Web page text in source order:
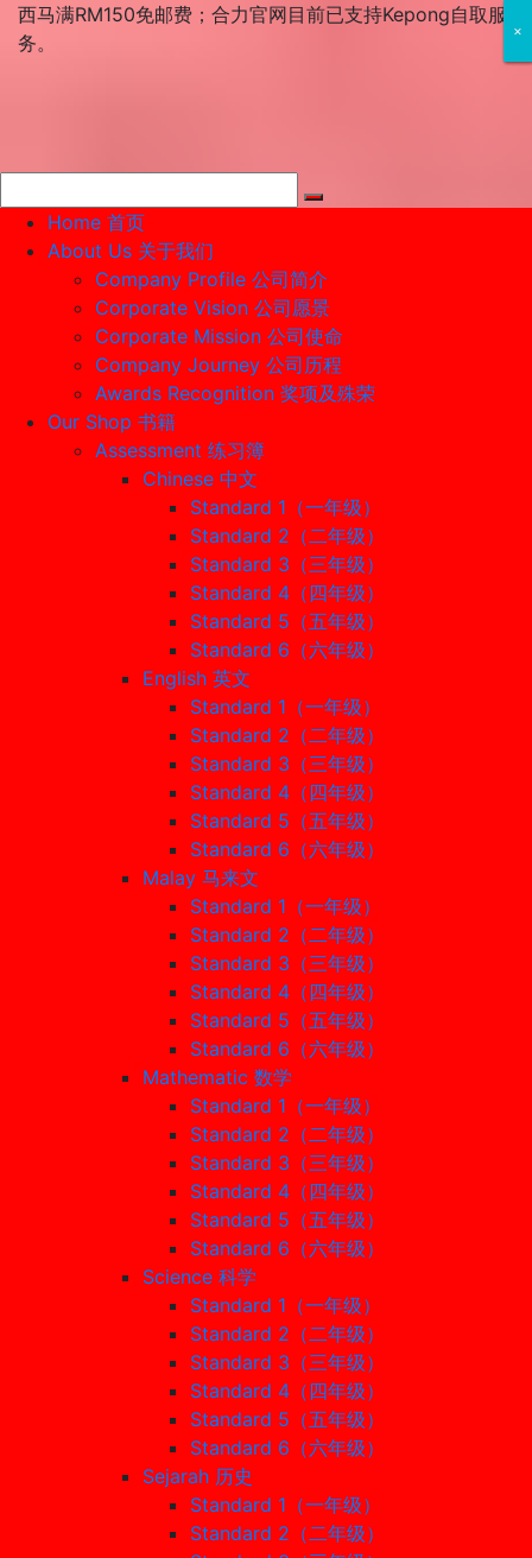
Skip西马满RM150免邮费；合力官网目前已支持Kepong自取服
务。
Home 首页
About Us 关于我们
Company Profile 公司简介
Corporate Vision 公司愿景
Corporate Mission 公司使命
Company Journey 公司历程
Awards Recognition 奖项及殊荣
Our Shop 书籍
Assessment 练习簿
Chinese 中文
Standard 1（一年级）
Standard 2（二年级）
Standard 3（三年级）
Standard 4（四年级）
Standard 5（五年级）
Standard 6（六年级）
English 英文
Standard 1（一年级）
Standard 2（二年级）
Standard 3（三年级）
Standard 4（四年级）
Standard 5（五年级）
Standard 6（六年级）
Malay 马来文
Standard 1（一年级）
Standard 2（二年级）
Standard 3（三年级）
Standard 4（四年级）
Standard 5（五年级）
Standard 6（六年级）
Mathematic 数学
Standard 1（一年级）
Standard 2（二年级）
Standard 3（三年级）
Standard 4（四年级）
Standard 5（五年级）
Standard 6（六年级）
Science 科学
Standard 1（一年级）
Standard 2（二年级）
Standard 3（三年级）
Standard 4（四年级）
Standard 5（五年级）
Standard 6（六年级）
Sejarah 历史
Standard 1（一年级）
Standard 2（二年级）
×
×
×